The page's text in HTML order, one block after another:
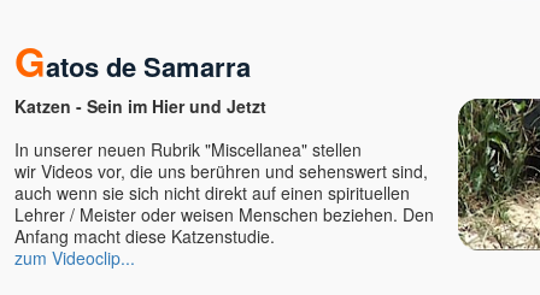
Gatos de Samarra
Katzen - Sein im Hier und Jetzt
In unserer neuen Rubrik "Miscellanea" stellen
wir Videos vor, die uns berühren und sehenswert sind,
auch wenn sie sich nicht direkt auf einen spirituellen
Lehrer / Meister oder weisen Menschen beziehen. Den
Anfang macht diese Katzenstudie.
zum Videoclip...